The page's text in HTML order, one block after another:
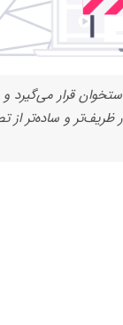
قرار می‌گیرد
ظریف‌تر و ساده‌تر از